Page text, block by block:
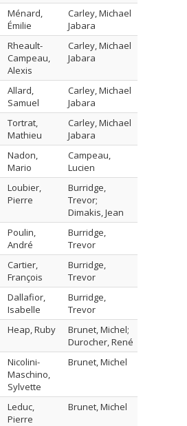
Ménard,
Émilie
Carley, Michael
Jabara
Rheault-
Campeau,
Alexis
Carley, Michael
Jabara
Allard,
Samuel
Carley, Michael
Jabara
Tortrat,
Mathieu
Carley, Michael
Jabara
Nadon,
Mario
Campeau,
Lucien
Loubier,
Pierre
Burridge,
Trevor;
Dimakis, Jean
Poulin,
André
Burridge,
Trevor
Cartier,
François
Burridge,
Trevor
Dallafior,
Isabelle
Burridge,
Trevor
Heap, Ruby
Brunet, Michel;
Durocher, René
Nicolini-
Maschino,
Sylvette
Brunet, Michel
Leduc,
Pierre
Brunet, Michel